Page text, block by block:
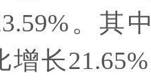
。其
增长21.65%